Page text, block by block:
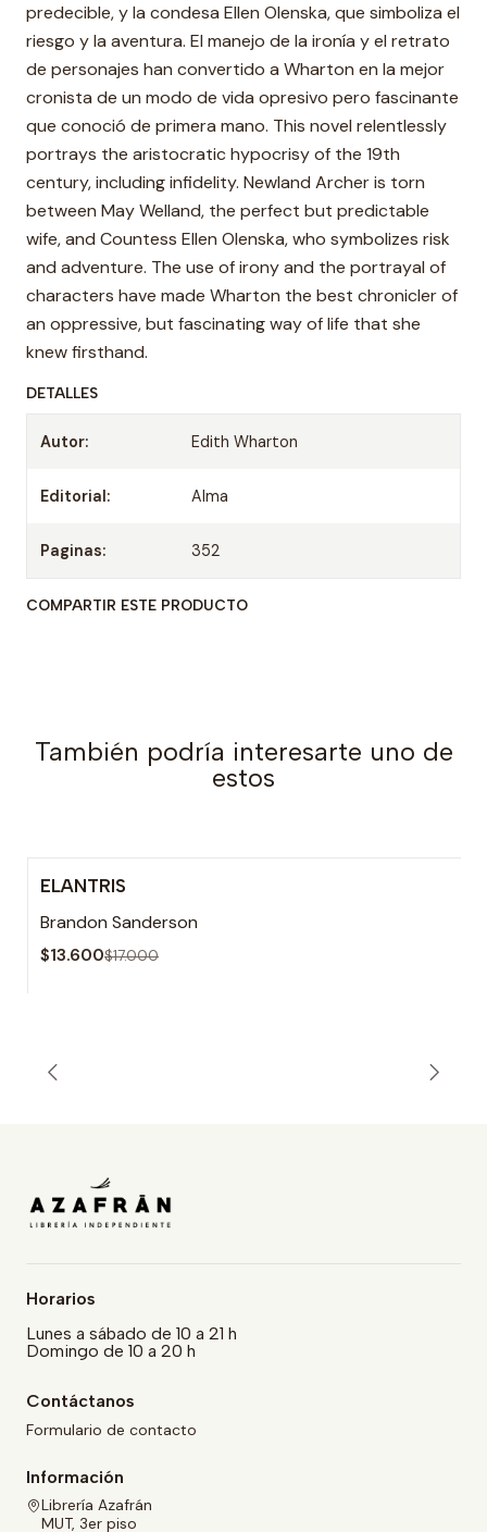
predecible, y la condesa Ellen Olenska, que simboliza el
riesgo y la aventura. El manejo de la ironía y el retrato
de personajes han convertido a Wharton en la mejor
cronista de un modo de vida opresivo pero fascinante
que conoció de primera mano. This novel relentlessly
portrays the aristocratic hypocrisy of the 19th
century, including infidelity. Newland Archer is torn
between May Welland, the perfect but predictable
wife, and Countess Ellen Olenska, who symbolizes risk
and adventure. The use of irony and the portrayal of
characters have made Wharton the best chronicler of
an oppressive, but fascinating way of life that she
knew firsthand.
DETALLES
Autor: Edith Wharton
Editorial: Alma
Paginas: 352
COMPARTIR ESTE PRODUCTO
También podría interesarte uno de
estos
-20% OFF
Agotado
ELANTRIS
Brandon Sanderson
$13.600$17.000
Horarios
Lunes a sábado de 10 a 21 h
Domingo de 10 a 20 h
Contáctanos
Formulario de contacto
Información
Librería Azafrán
MUT, 3er piso